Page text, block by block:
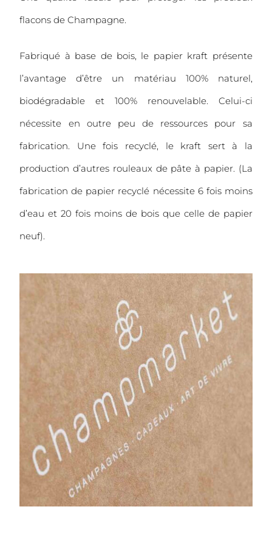
flacons de Champagne.
Fabriqué à base de bois, le papier kraft présente
l’avantage d’être un matériau 100% naturel,
biodégradable et 100% renouvelable. Celui-ci
nécessite en outre peu de ressources pour sa
fabrication. Une fois recyclé, le kraft sert à la
production d’autres rouleaux de pâte à papier. (La
fabrication de papier recyclé nécessite 6 fois moins
d’eau et 20 fois moins de bois que celle de papier
neuf).